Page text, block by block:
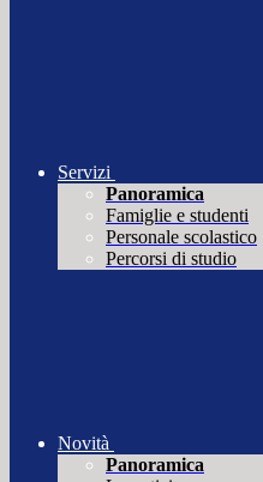
Servizi
Panoramica
Famiglie e studenti
Personale scolastico
Percorsi di studio
Novità
Panoramica